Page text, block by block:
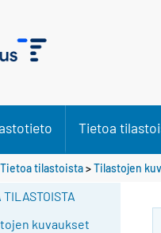
Tietoa
Tietoa tilastoista>Tilastojen
TILASTOISTA
kuvaukset